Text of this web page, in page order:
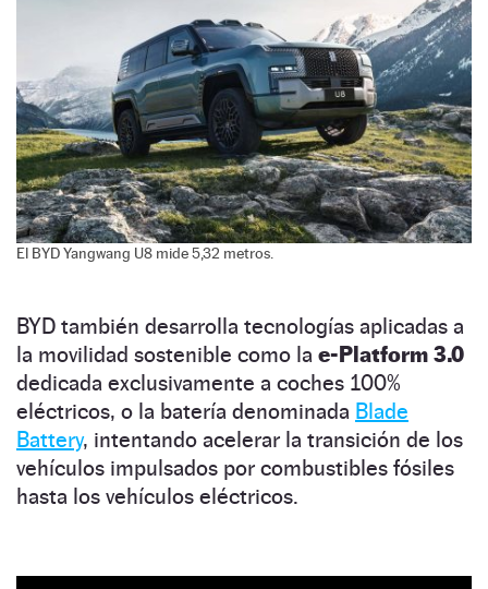
El BYD Yangwang U8 mide 5,32 metros.
BYD también desarrolla tecnologías aplicadas a
la movilidad sostenible como la e-Platform 3.0
dedicada exclusivamente a coches 100%
eléctricos, o la batería denominada Blade
Battery, intentando acelerar la transición de los
vehículos impulsados por combustibles fósiles
hasta los vehículos eléctricos.